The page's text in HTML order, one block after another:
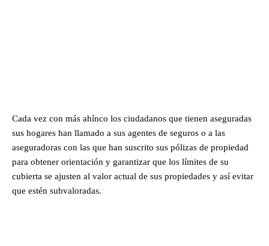
Cada vez con más ahínco los ciudadanos que tienen aseguradas
sus hogares han llamado a sus agentes de seguros o a las
aseguradoras con las que han suscrito sus pólizas de propiedad
para obtener orientación y garantizar que los límites de su
cubierta se ajusten al valor actual de sus propiedades y así evitar
que estén subvaloradas.